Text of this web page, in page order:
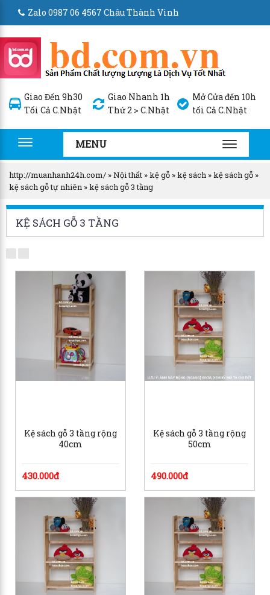
Zalo 0987 06 4567 Châu Thành Vinh
Giao Đến 9h30
Tối Cả C.Nhật
Giao Nhanh 1h
Thứ 2 > C.Nhật
Mở Cửa đến 10h
tối Cả C.Nhật
Toggle
navigation
MENU
TOGGLE
http://muanhanh24h.com/ »Nội thất »kệ gỗ »kệ sách »kệ sách gỗ »
kệ sách gỗ tự nhiên »kệ sách gỗ 3 tầng
KỆ SÁCH GỖ 3 TẦNG
Kệ sách gỗ 3 tầng rộng
40cm
430.000đ
Kệ sách gỗ 3 tầng rộng
50cm
490.000đ